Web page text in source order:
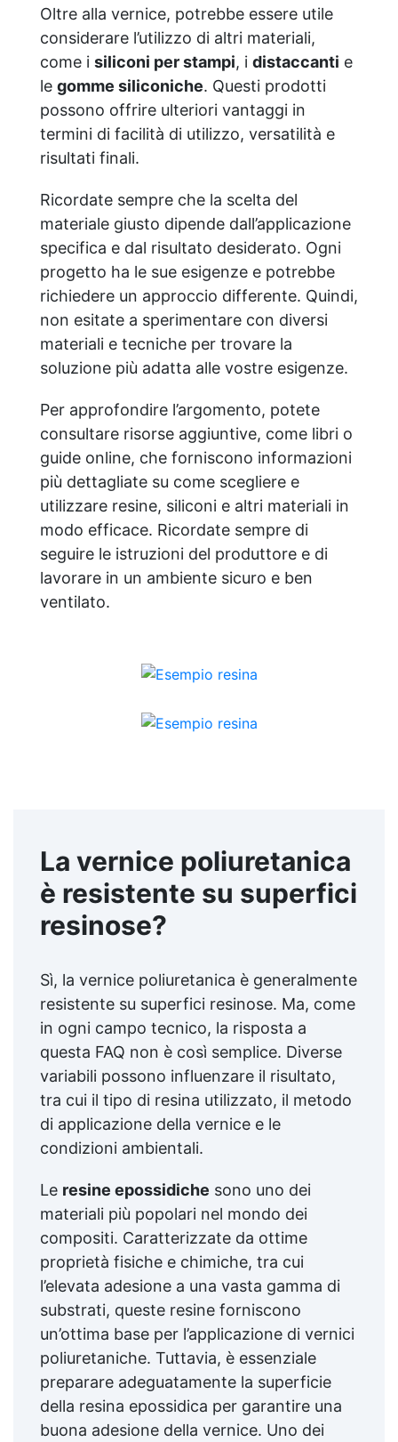
Oltre alla vernice, potrebbe essere utile
considerare l’utilizzo di altri materiali,
come i siliconi per stampi, i distaccanti e
le gomme siliconiche. Questi prodotti
possono offrire ulteriori vantaggi in
termini di facilità di utilizzo, versatilità e
risultati finali.
Ricordate sempre che la scelta del
materiale giusto dipende dall’applicazione
specifica e dal risultato desiderato. Ogni
progetto ha le sue esigenze e potrebbe
richiedere un approccio differente. Quindi,
non esitate a sperimentare con diversi
materiali e tecniche per trovare la
soluzione più adatta alle vostre esigenze.
Per approfondire l’argomento, potete
consultare risorse aggiuntive, come libri o
guide online, che forniscono informazioni
più dettagliate su come scegliere e
utilizzare resine, siliconi e altri materiali in
modo efficace. Ricordate sempre di
seguire le istruzioni del produttore e di
lavorare in un ambiente sicuro e ben
ventilato.
La vernice poliuretanica
è resistente su superfici
resinose?
Sì, la vernice poliuretanica è generalmente
resistente su superfici resinose. Ma, come
in ogni campo tecnico, la risposta a
questa FAQ non è così semplice. Diverse
variabili possono influenzare il risultato,
tra cui il tipo di resina utilizzato, il metodo
di applicazione della vernice e le
condizioni ambientali.
Le resine epossidiche sono uno dei
materiali più popolari nel mondo dei
compositi. Caratterizzate da ottime
proprietà fisiche e chimiche, tra cui
l’elevata adesione a una vasta gamma di
substrati, queste resine forniscono
un’ottima base per l’applicazione di vernici
poliuretaniche. Tuttavia, è essenziale
preparare adeguatamente la superficie
della resina epossidica per garantire una
buona adesione della vernice. Uno dei